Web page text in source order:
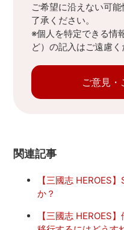
ご希望に沿えない可
了承ください。
※個人を特定できる情
ど）の記入はご遠慮く
ご意見・
関連記事
【三國志 HEROES
か？
【三國志 HEROES